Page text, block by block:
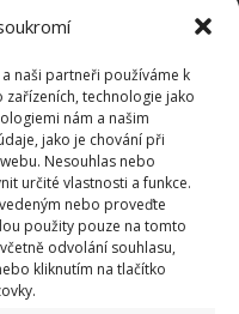
naši partneři používáme k
technologie jako
nám a našim
jako je chování při
Nesouhlas nebo
určité vlastnosti a funkce.
nebo proveďte
použity pouze na tomto
odvolání souhlasu,
kliknutím na tlačítko
pokryje méně
také technologie